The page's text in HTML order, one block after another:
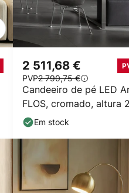
Candeeiro de pé LED
FLOS, cromado, altura
2 511,68 €
PVP2 790,75 €
Em stock